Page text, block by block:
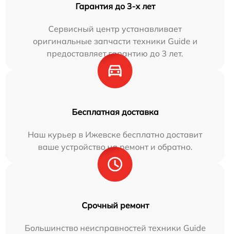
Гарантия до 3-х лет
Сервисный центр устанавливает
оригинальные запчасти техники Guide и
предоставляет гарантию до 3 лет.
Бесплатная доставка
Наш курьер в Ижевске бесплатно доставит
ваше устройство на ремонт и обратно.
Срочный ремонт
Большинство неисправностей техники Guide